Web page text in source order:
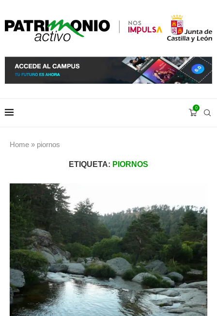
0
Home » piornos
ETIQUETA: PIORNOS